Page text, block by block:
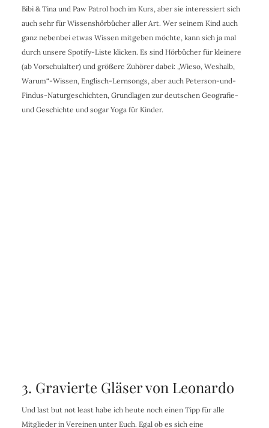
Bibi & Tina und Paw Patrol hoch im Kurs, aber sie interessiert sich
auch sehr für Wissenshörbücher aller Art. Wer seinem Kind auch
ganz nebenbei etwas Wissen mitgeben möchte, kann sich ja mal
durch unsere Spotify-Liste klicken. Es sind Hörbücher für kleinere
(ab Vorschulalter) und größere Zuhörer dabei: „Wieso, Weshalb,
Warum“-Wissen, Englisch-Lernsongs, aber auch Peterson-und-
Findus-Naturgeschichten, Grundlagen zur deutschen Geografie-
und Geschichte und sogar Yoga für Kinder.
3. Gravierte Gläser von Leonardo
Und last but not least habe ich heute noch einen Tipp für alle
Mitglieder in Vereinen unter Euch. Egal ob es sich eine